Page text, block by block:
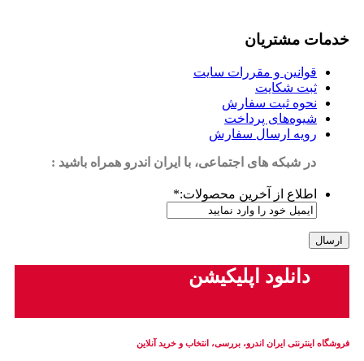
خدمات مشتریان
قوانین و مقررات سایت
ثبت شکایت
نحوه ثبت سفارش
شیوه‌های پرداخت
رویه ارسال سفارش
در شبکه های اجتماعی، با ایران اندرو همراه باشید :
اطلاع از آخرین محصولات:*
دانلود اپلیکیشن
فروشگاه اینترنتی ایران‌ اندرو، بررسی، انتخاب و خرید آنلاین